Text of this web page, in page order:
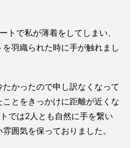
トで私が薄着をしてしまい、
を羽織られた時に手が触れまし
かったので申し訳なく なって
とをきっかけに距離が近くな
では2人とも自然に手を繋い
雰囲気を保っておりました。